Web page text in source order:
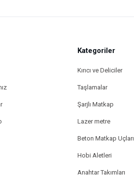
Gönder
Kategoriler
Kırıcı ve Deliciler
Taşlamalar
Şarjlı Matkap
Lazer metre
Beton Matkap Uçları
Hobi Aletleri
Anahtar Takımları